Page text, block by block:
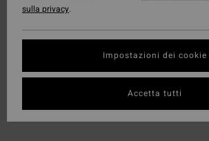
sulla privacy.
Impostazioni dei cookie
Accetta tutti